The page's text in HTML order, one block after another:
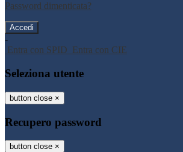
Password dimenticata?
-
Entra con SPID Entra con CIE
Seleziona utente
button close ×
Recupero password
button close ×